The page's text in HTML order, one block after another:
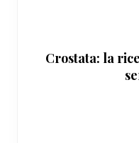
Crostata: la